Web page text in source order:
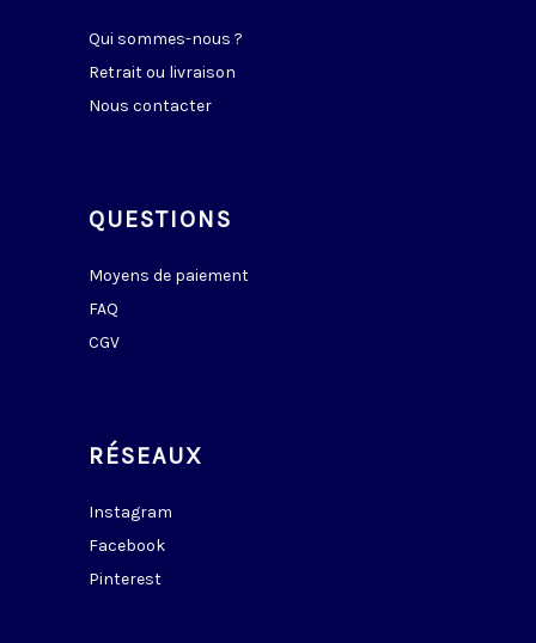
Qui sommes-nous ?
Retrait ou livraison
Nous contacter
QUESTIONS
Moyens de paiement
FAQ
CGV
RÉSEAUX
Instagram
Facebook
Pinterest